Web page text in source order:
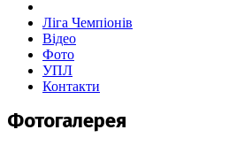
Ліга Чемпіонів
Відео
Фото
УПЛ
Контакти
Фотогалерея